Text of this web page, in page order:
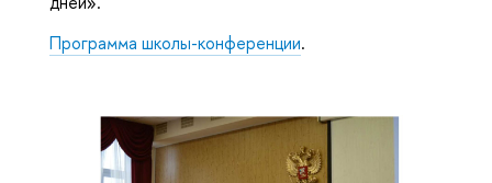
Программа школы-конференции.